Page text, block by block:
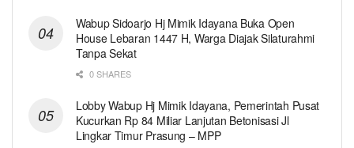
Wabup Sidoarjo Hj Mimik Idayana Buka Open
House Lebaran 1447 H, Warga Diajak Silaturahmi
Tanpa Sekat
0 SHARES
Lobby Wabup Hj Mimik Idayana, Pemerintah Pusat
Kucurkan Rp 84 Miliar Lanjutan Betonisasi Jl
Lingkar Timur Prasung – MPP